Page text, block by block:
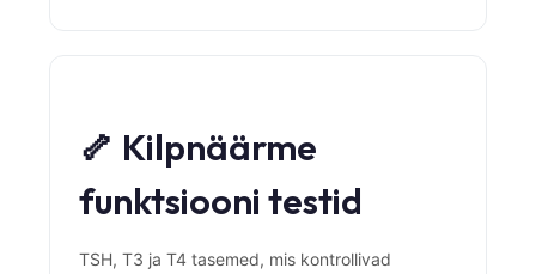
🦴 Kilpnäärme
funktsiooni testid
TSH, T3 ja T4 tasemed, mis kontrollivad
Italiano
Ελληνικά